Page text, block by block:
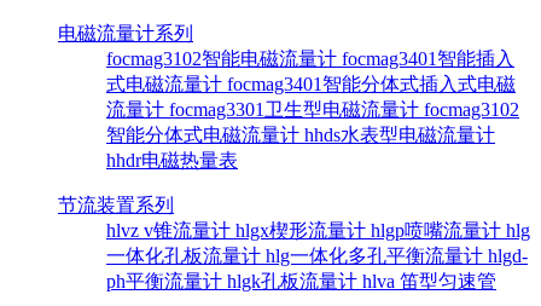
电磁流量计系列
focmag3102智能电磁流量计 focmag3401智能插入
式电磁流量计 focmag3401智能分体式插入式电磁
流量计 focmag3301卫生型电磁流量计 focmag3102
智能分体式电磁流量计 hhds水表型电磁流量计
hhdr电磁热量表
节流装置系列
hlvz v锥流量计 hlgx楔形流量计 hlgp喷嘴流量计 hlg
一体化孔板流量计 hlg一体化多孔平衡流量计 hlgd-
ph平衡流量计 hlgk孔板流量计 hlva 笛型匀速管